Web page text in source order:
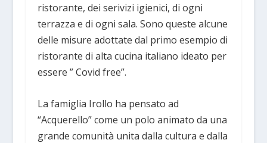
ristorante, dei serivizi igienici, di ogni
terrazza e di ogni sala. Sono queste alcune
delle misure adottate dal primo esempio di
ristorante di alta cucina italiano ideato per
essere ” Covid free”.
La famiglia Irollo ha pensato ad
“Acquerello” come un polo animato da una
grande comunità unita dalla cultura e dalla